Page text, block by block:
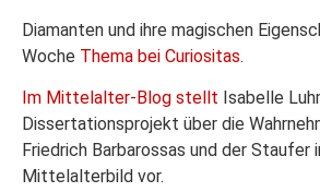
Diamanten und ihre magischen
Woche Thema bei Curiositas.
Im Mittelalter-Blog stellt Isabelle
Dissertationsprojekt über die
Friedrich Barbarossas und der Staufer
Mittelalterbild vor.